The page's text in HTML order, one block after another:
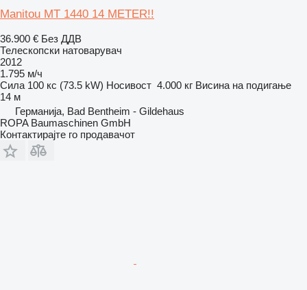
Manitou MT 1440 14 METER!!
36.900 € Без ДДВ
Телескопски натоварувач
2012
1.795 м/ч
Сила 100 кс (73.5 kW) Носивост 4.000 кг Висина на подигање
14 м
Германија, Bad Bentheim - Gildehaus
ROPA Baumaschinen GmbH
Контактирајте го продавачот